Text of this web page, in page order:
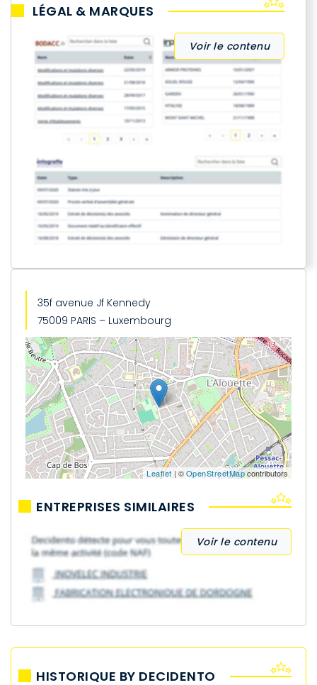
LÉGAL & MARQUES
Voir le contenu
35f avenue Jf Kennedy
75009 PARIS – Luxembourg
Leaflet | ©OpenStreetMapcontributors
ENTREPRISES SIMILAIRES
Voir le contenu
HISTORIQUE BY DECIDENTO